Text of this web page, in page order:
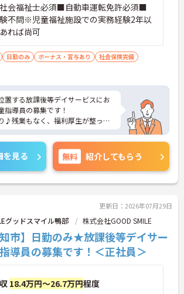
会福祉士必須■自動車運転免許必須■
不問※児童福祉施設での実務経験2年以
れば尚可
日勤のみ ボーナス・賞与あり
社会保険完備
置する放課後等デイサービスにお
指導員の募集です！
♪残業もなく、福利厚生が整った
、面接対策ポイントなど、さらに
しますのでお気軽にご相談くださ
を見る 無料 紹介してもらう
更新日：2026年07月29日
グッドスマイル鴨部 株式会社GOOD SMILE
知市】日勤のみ★放課後等デイサー
導員の募集です！＜正社員＞
18.4万円～26.7万円程度